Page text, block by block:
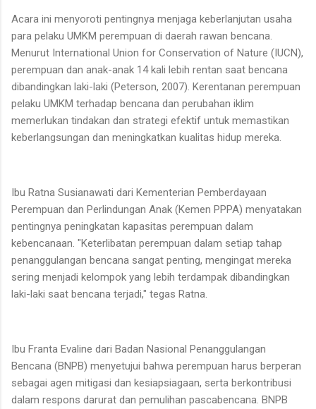
Acara ini menyoroti pentingnya menjaga keberlanjutan usaha
para pelaku UMKM perempuan di daerah rawan bencana.
Menurut International Union for Conservation of Nature (IUCN),
perempuan dan anak-anak 14 kali lebih rentan saat bencana
dibandingkan laki-laki (Peterson, 2007). Kerentanan perempuan
pelaku UMKM terhadap bencana dan perubahan iklim
memerlukan tindakan dan strategi efektif untuk memastikan
keberlangsungan dan meningkatkan kualitas hidup mereka.
Ibu Ratna Susianawati dari Kementerian Pemberdayaan
Perempuan dan Perlindungan Anak (Kemen PPPA) menyatakan
pentingnya peningkatan kapasitas perempuan dalam
kebencanaan. "Keterlibatan perempuan dalam setiap tahap
penanggulangan bencana sangat penting, mengingat mereka
sering menjadi kelompok yang lebih terdampak dibandingkan
laki-laki saat bencana terjadi," tegas Ratna.
Ibu Franta Evaline dari Badan Nasional Penanggulangan
Bencana (BNPB) menyetujui bahwa perempuan harus berperan
sebagai agen mitigasi dan kesiapsiagaan, serta berkontribusi
dalam respons darurat dan pemulihan pascabencana. BNPB